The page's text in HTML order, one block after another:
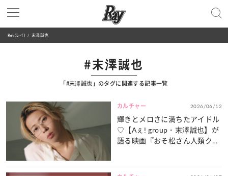
Ray(レイ) 末澤誠也
#末澤誠也
「#末澤誠也」のタグに関連する記事一覧
カルチャー 2026/06/12
輝きとメロさに満ちたアイドル
♡【Aぇ! group・末澤誠也】が
語る映画『おそ松さん人類クズ